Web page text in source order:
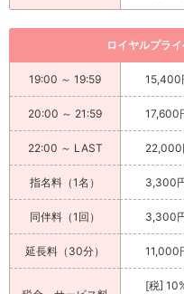
ロイヤルプラ
19:00 ～ 19:59 15,400
20:00 ～ 21:59 17,600
22:00 ～ LAST 22,000
指名料（1名） 3,300
同伴料（1回） 3,300
延長料（30分） 11,000
[税]